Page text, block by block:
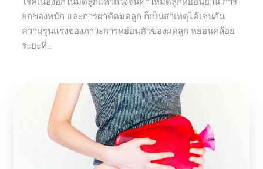
ยกของหนัก และการผ่าตัดมดลูก ก็เป็นสาเหตุได้เช่นกัน
ความรุนแรงของภาวะการหย่อนตัวของมดลูก หย่อนคล้อย
ระยะที่...